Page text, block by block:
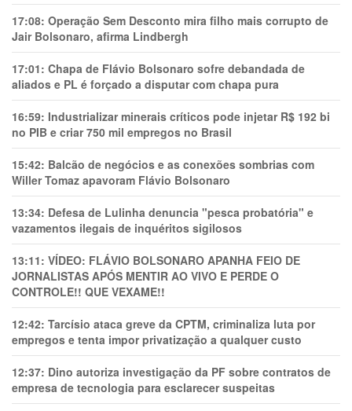
17:08: Operação Sem Desconto mira filho mais corrupto de
Jair Bolsonaro, afirma Lindbergh
17:01: Chapa de Flávio Bolsonaro sofre debandada de
aliados e PL é forçado a disputar com chapa pura
16:59: Industrializar minerais críticos pode injetar R$ 192 bi
no PIB e criar 750 mil empregos no Brasil
15:42: Balcão de negócios e as conexões sombrias com
Willer Tomaz apavoram Flávio Bolsonaro
13:34: Defesa de Lulinha denuncia "pesca probatória" e
vazamentos ilegais de inquéritos sigilosos
13:11: VÍDEO: FLÁVIO BOLSONARO APANHA FEIO DE
JORNALISTAS APÓS MENTIR AO VIVO E PERDE O
CONTROLE!! QUE VEXAME!!
12:42: Tarcísio ataca greve da CPTM, criminaliza luta por
empregos e tenta impor privatização a qualquer custo
12:37: Dino autoriza investigação da PF sobre contratos de
empresa de tecnologia para esclarecer suspeitas